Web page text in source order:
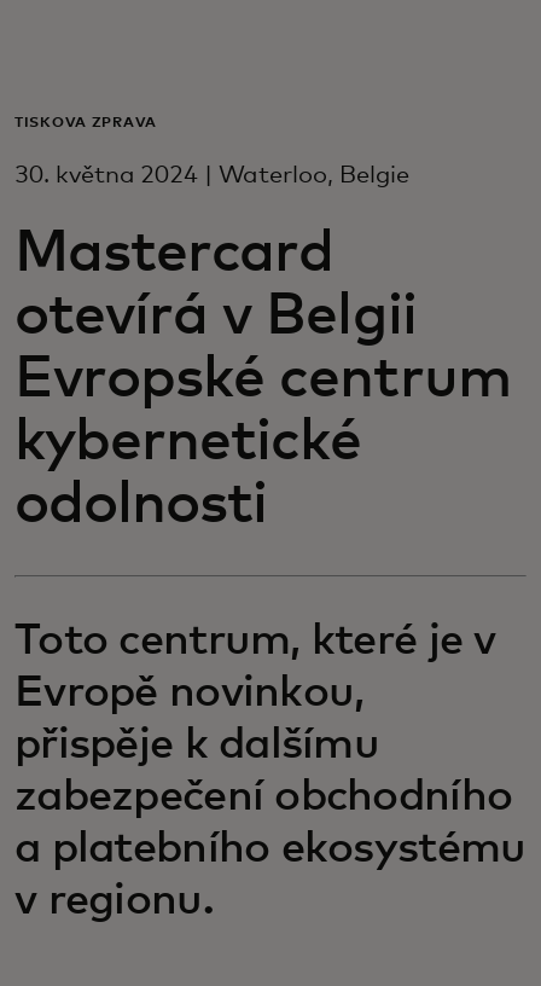
Pro firmy
Pro inovátory
Novinky a trendy
TISKOVÁ ZPRÁVA
30. května 2024 | Waterloo, Belgie
Mastercard
otevírá v Belgii
Evropské centrum
kybernetické
odolnosti
Toto centrum, které je v
Evropě novinkou,
přispěje k dalšímu
zabezpečení obchodního
a platebního ekosystému
v regionu.